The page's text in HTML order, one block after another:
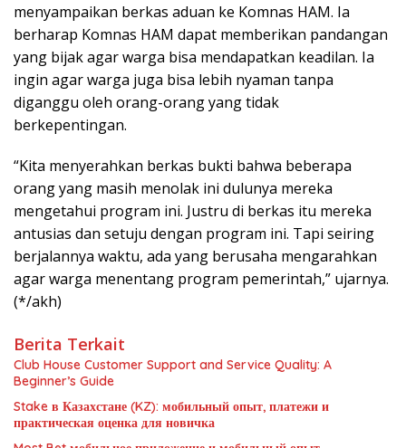
menyampaikan berkas aduan ke Komnas HAM. Ia
berharap Komnas HAM dapat memberikan pandangan
yang bijak agar warga bisa mendapatkan keadilan. Ia
ingin agar warga juga bisa lebih nyaman tanpa
diganggu oleh orang-orang yang tidak
berkepentingan.
“Kita menyerahkan berkas bukti bahwa beberapa
orang yang masih menolak ini dulunya mereka
mengetahui program ini. Justru di berkas itu mereka
antusias dan setuju dengan program ini. Tapi seiring
berjalannya waktu, ada yang berusaha mengarahkan
agar warga menentang program pemerintah,” ujarnya.
(*/akh)
Berita Terkait
Club House Customer Support and Service Quality: A
Beginner’s Guide
Stake в Казахстане (KZ): мобильный опыт, платежи и
практическая оценка для новичка